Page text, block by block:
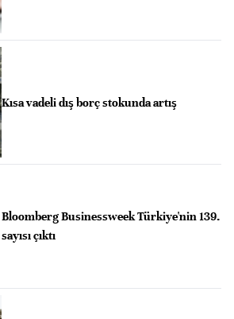
Kısa vadeli dış borç stokunda artış
Bloomberg Businessweek Türkiye'nin 139.
sayısı çıktı